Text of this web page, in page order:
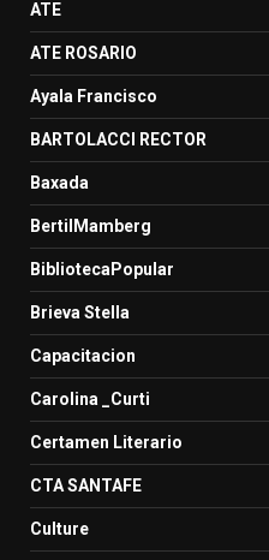
ATE
ATE ROSARIO
Ayala Francisco
BARTOLACCI RECTOR
Baxada
BertilMamberg
BibliotecaPopular
Brieva Stella
Capacitacion
Carolina _Curti
Certamen Literario
CTA SANTAFE
Culture